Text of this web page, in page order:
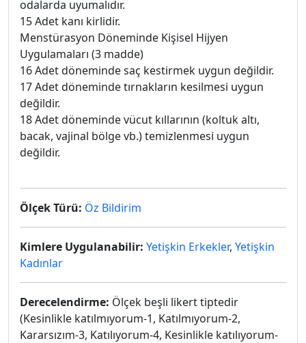
odalarda uyumalıdır.
15 Adet kanı kirlidir.
Menstürasyon Döneminde Kişisel Hijyen
Uygulamaları (3 madde)
16 Adet döneminde saç kestirmek uygun değildir.
17 Adet döneminde tırnakların kesilmesi uygun
değildir.
18 Adet döneminde vücut kıllarının (koltuk altı,
bacak, vajinal bölge vb.) temizlenmesi uygun
değildir.
Ölçek Türü: Öz Bildirim
Kimlere Uygulanabilir: Yetişkin Erkekler, Yetişkin
Kadınlar
Derecelendirme: Ölçek beşli likert tiptedir
(Kesinlikle katılmıyorum-1, Katılmıyorum-2,
Kararsızım-3, Katılıyorum-4, Kesinlikle katılıyorum-